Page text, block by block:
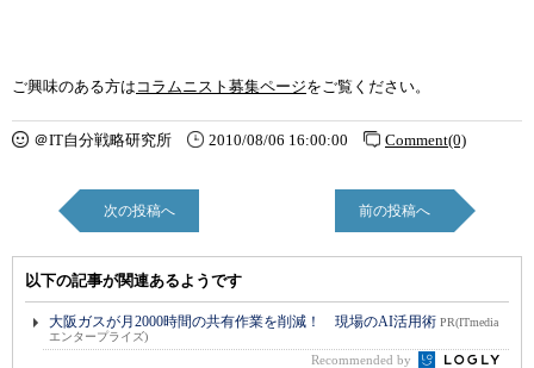
ご興味のある方は コラムニスト募集ページをご覧ください。
＠IT自分戦略研究所 2010/08/06 16:00:00 Comment(0)
次の投稿へ 前の投稿へ
以下の記事が関連あるようです
大阪ガスが月2000時間の共有作業を削減！ 現場のAI活用術 PR(ITmedia
エンタープライズ)
Recommended by